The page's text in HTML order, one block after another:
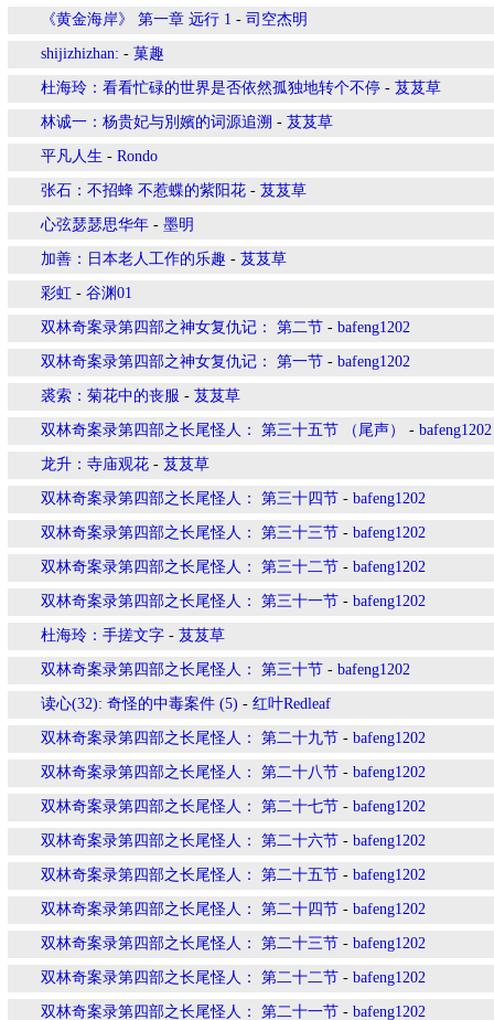
《黄金海岸》 第一章 远行 1 - 司空杰明
shijizhizhan: - 菓趣
杜海玲：看看忙碌的世界是否依然孤独地转个不停 - 芨芨草
林诚一：杨贵妃与別嬪的词源追溯 - 芨芨草
平凡人生 - Rondo
张石：不招蜂 不惹蝶的紫阳花 - 芨芨草
心弦瑟瑟思华年 - 墨明
加善：日本老人工作的乐趣 - 芨芨草
彩虹 - 谷渊01
双林奇案录第四部之神女复仇记： 第二节 - bafeng1202
双林奇案录第四部之神女复仇记： 第一节 - bafeng1202
裘索：菊花中的丧服 - 芨芨草
双林奇案录第四部之长尾怪人： 第三十五节 （尾声） - bafeng1202
龙升：寺庙观花 - 芨芨草
双林奇案录第四部之长尾怪人： 第三十四节 - bafeng1202
双林奇案录第四部之长尾怪人： 第三十三节 - bafeng1202
双林奇案录第四部之长尾怪人： 第三十二节 - bafeng1202
双林奇案录第四部之长尾怪人： 第三十一节 - bafeng1202
杜海玲：手搓文字 - 芨芨草
双林奇案录第四部之长尾怪人： 第三十节 - bafeng1202
读心(32): 奇怪的中毒案件 (5) - 红叶Redleaf
双林奇案录第四部之长尾怪人： 第二十九节 - bafeng1202
双林奇案录第四部之长尾怪人： 第二十八节 - bafeng1202
双林奇案录第四部之长尾怪人： 第二十七节 - bafeng1202
双林奇案录第四部之长尾怪人： 第二十六节 - bafeng1202
双林奇案录第四部之长尾怪人： 第二十五节 - bafeng1202
双林奇案录第四部之长尾怪人： 第二十四节 - bafeng1202
双林奇案录第四部之长尾怪人： 第二十三节 - bafeng1202
双林奇案录第四部之长尾怪人： 第二十二节 - bafeng1202
双林奇案录第四部之长尾怪人： 第二十一节 - bafeng1202